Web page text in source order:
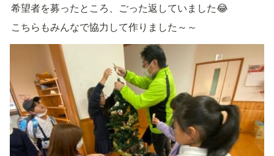
希望者を募ったところ、ごった返していました😂
こちらもみんなで協力して作りました～～